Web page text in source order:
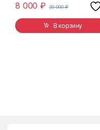
8 000₽ 20 000₽
В корзину